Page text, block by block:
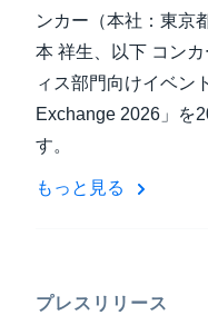
ンカー（本社：東京
本 祥生、以下 コン
ィス部門向けイベン
Exchange 2026」を
す。
もっと見る
プレスリリース